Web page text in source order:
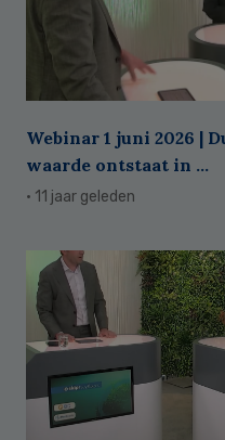
Webinar 1 juni 2026 |
waarde ontstaat in ...
· 11 jaar geleden